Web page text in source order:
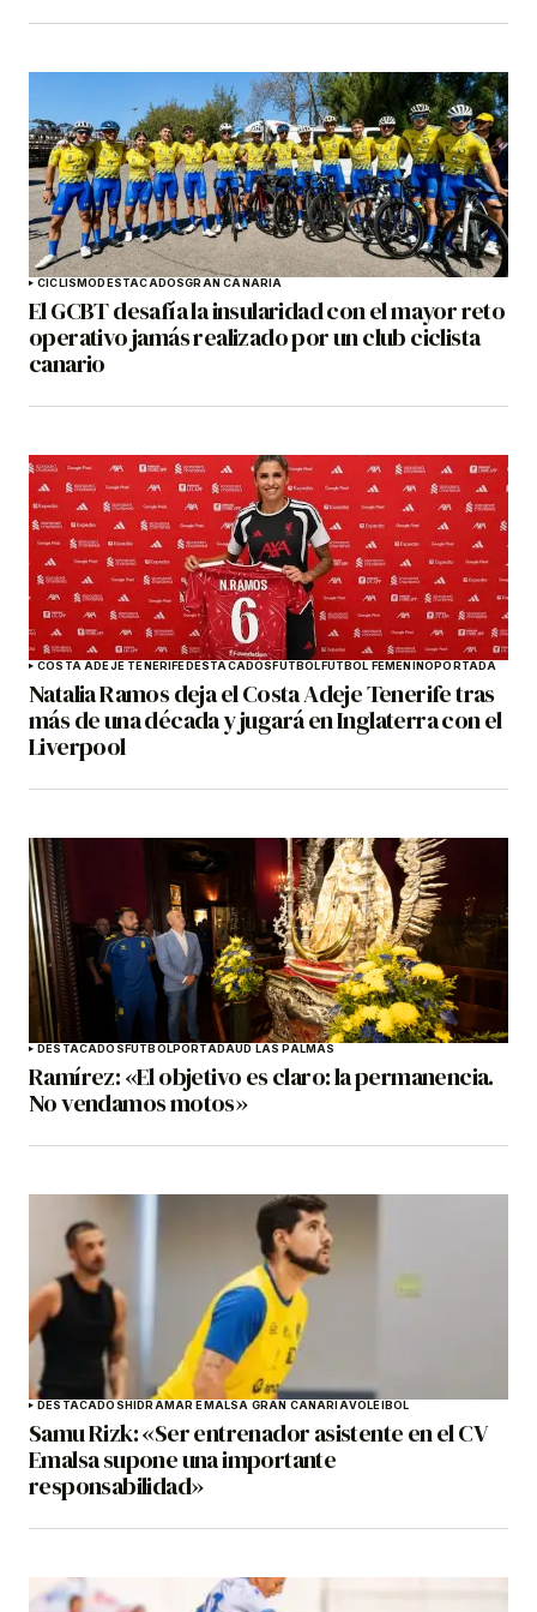
CICLISMODESTACADOSGRAN CANARIA
El GCBT desafía la insularidad con el mayor reto
operativo jamás realizado por un club ciclista
canario
COSTA ADEJE TENERIFEDESTACADOSFÚTBOLFÚTBOL FEMENINOPORTADA
Natalia Ramos deja el Costa Adeje Tenerife tras
más de una década y jugará en Inglaterra con el
Liverpool
DESTACADOSFÚTBOLPORTADAUD LAS PALMAS
Ramírez: «El objetivo es claro: la permanencia.
No vendamos motos»
DESTACADOSHIDRAMAR EMALSA GRAN CANARIAVOLEIBOL
Samu Rizk: «Ser entrenador asistente en el CV
Emalsa supone una importante
responsabilidad»